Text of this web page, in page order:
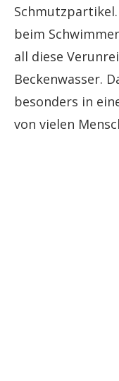
beim
all diese
Beckenwasser.
besonders in
von vielen